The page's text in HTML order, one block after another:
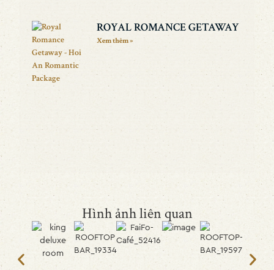
ROYAL ROMANCE GETAWAY
Xem thêm »
Hình ảnh liên quan